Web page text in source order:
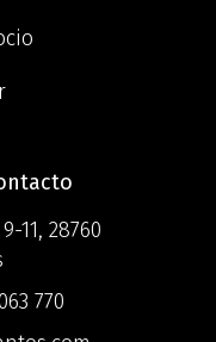
11, 28760
770